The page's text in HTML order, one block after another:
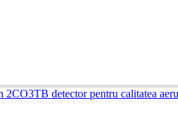
2CO3TB detector pentru calitatea